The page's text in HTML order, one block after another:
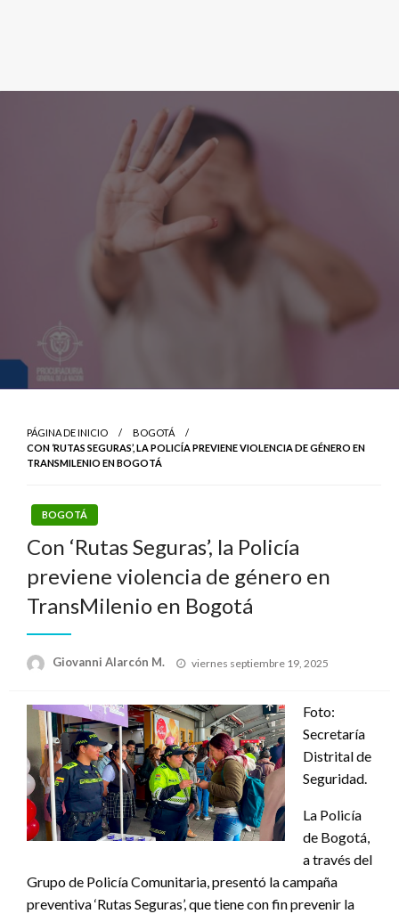
PÁGINA DE INICIO
BOGOTÁ
CON ‘RUTAS SEGURAS’, LA POLICÍA PREVIENE VIOLENCIA DE GÉNERO EN
TRANSMILENIO EN BOGOTÁ
BOGOTÁ
Con ‘Rutas Seguras’, la Policía
previene violencia de género en
TransMilenio en Bogotá
Giovanni Alarcón M.
Publicado
viernes septiembre 19, 2025
Foto:
Secretaría
Distrital de
Seguridad.
La Policía
de Bogotá,
a través del
Grupo de Policía Comunitaria, presentó la campaña
preventiva ‘Rutas Seguras’, que tiene con fin prevenir la